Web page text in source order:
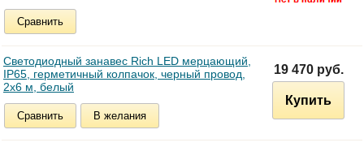
Сравнить
Светодиодный занавес Rich LED мерцающий,
IP65, герметичный колпачок, черный провод,
2х6 м, белый
Сравнить В желания
19 470 руб.
Купить